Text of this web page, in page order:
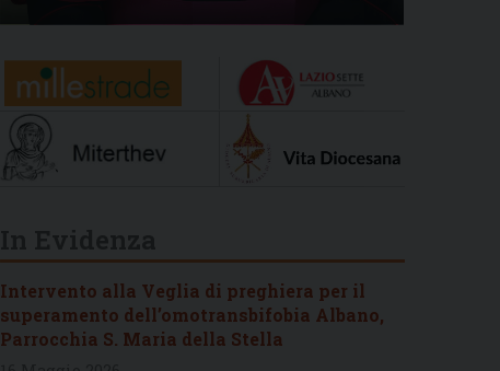
Intervento alla Veglia di preghiera per il
superamento dell’omotransbifobia Albano,
Parrocchia S. Maria della Stella